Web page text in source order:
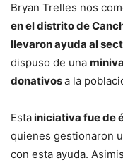
Bryan Trelles nos
en el distrito de
llevaron ayuda al
dispuso de una
donativosa la
Estainiciativa fue de
quienes gestionaron
con esta ayuda.